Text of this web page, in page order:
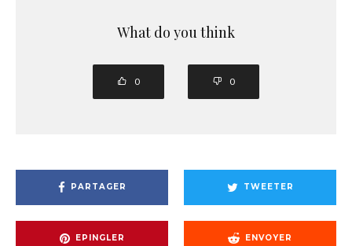
What do you think
0 0
PARTAGER TWEETER
EPINGLER ENVOYER